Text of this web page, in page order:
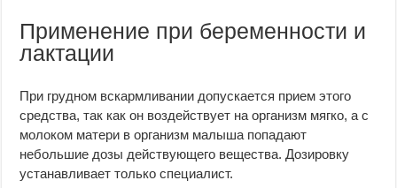
Применение при беременности и
лактации
При грудном вскармливании допускается прием этого
средства, так как он воздействует на организм мягко, а с
молоком матери в организм малыша попадают
небольшие дозы действующего вещества. Дозировку
устанавливает только специалист.